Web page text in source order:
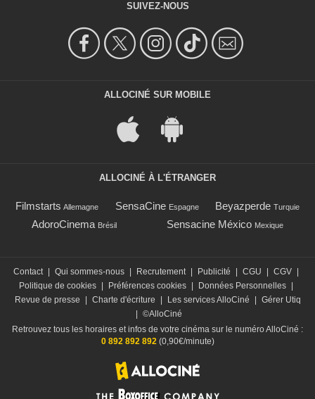
SUIVEZ-NOUS
ALLOCINÉ SUR MOBILE
ALLOCINÉ À L'ÉTRANGER
Filmstarts Allemagne SensaCine Espagne Beyazperde Turquie
AdoroCinema Brésil Sensacine México Mexique
Contact Qui sommes-nous Recrutement Publicité CGU CGV
Politique de cookies
Préférences cookies Données Personnelles
Revue de presse
Charte d'écriture Les services AlloCiné
Gérer Utiq
©AlloCiné
Retrouvez tous les horaires et infos de votre cinéma sur le numéro AlloCiné :
0 892 892 892(0,90€/minute)